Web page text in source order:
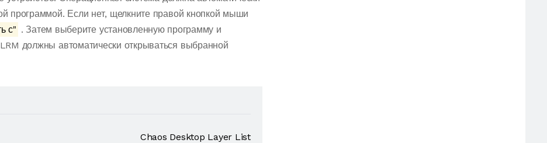
программой. Если нет, щелкните правой кнопкой мыши
с" . Затем выберите установленную программу и
должны автоматически открываться выбранной
Chaos Desktop Layer List